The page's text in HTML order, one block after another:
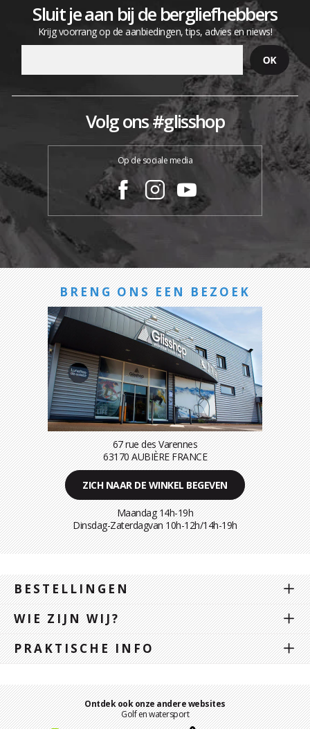
Sluit je aan bij de bergliefhebbers
Krijg voorrang op de aanbiedingen, tips, advies en niews!
Volg ons #glisshop
Op de sociale media
BRENG ONS EEN BEZOEK
67 rue des Varennes
63170 AUBIÈRE FRANCE
ZICH NAAR DE WINKEL BEGEVEN
Maandag 14h-19h
Dinsdag-Zaterdagvan 10h-12h/14h-19h
BESTELLINGEN
WIE ZIJN WIJ?
PRAKTISCHE INFO
Ontdek ook onze andere websites
Golf en watersport